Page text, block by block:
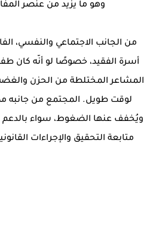
وهو ما يزيد من عنصر
من الجانب الاجتماعي والنفسي،
أسرة الفقيد، خصوصًا لو أنّه كان
المشاعر المختلطة من الحزن
لوقت طويل. المجتمع من جانبه
ويُخفف عنها الضغوط، سواء بالدعم
متابعة التحقيق والإجراءات